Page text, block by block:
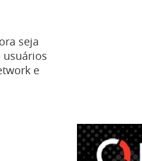
seja
usuários
e